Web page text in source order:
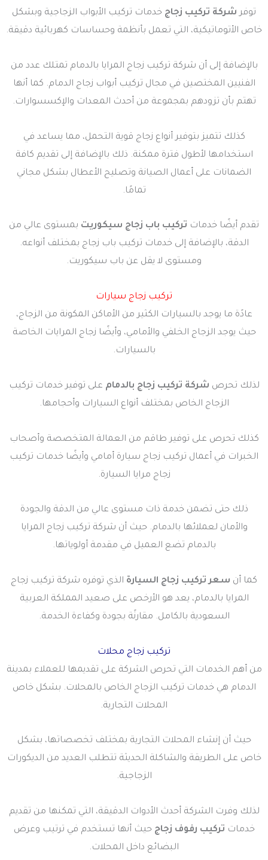
توفر شركة تركيب زجاج خدمات تركيب الأبواب الزجاجية وبشكل
خاص الأتوماتيكية، التي تعمل بأنظمة وحساسات كهربائية دقيقة.
بالإضافة إلى أن شركة تركيب زجاج المرايا بالدمام تمتلك عدد من
الفنيين المختصين في مجال تركيب أبواب زجاج الدمام. كما أنها
تهتم بأن تزودهم بمجموعة من أحدث المعدات والإكسسوارات.
كذلك تتميز بتوفير أنواع زجاج قوية التحمل، مما يساعد في
استخدامها لأطول فترة ممكنة. ذلك بالإضافة إلى تقديم كافة
الضمانات على أعمال الصيانة وتصليح الأعطال بشكل مجاني
تمامًا.
تقدم أيضًا خدمات تركيب باب زجاج سيكوريت بمستوى عالي من
الدقة، بالإضافة إلى خدمات تركيب باب زجاج بمختلف أنواعه.
ومستوى لا يقل عن باب سيكوريت.
تركيب زجاج سيارات
عادًة ما يوجد بالسيارات الكثير من الأماكن المكونة من الزجاج،
حيث يوجد الزجاج الخلفي والأمامي، وأيضًا زجاج المرايات الخاصة
بالسيارات.
لذلك تحرص شركة تركيب زجاج بالدمام على توفير خدمات تركيب
الزجاج الخاص بمختلف أنواع السيارات وأحجامها.
كذلك تحرص على توفير طاقم من العمالة المتخصصة وأصحاب
الخبرات في أعمال تركيب زجاج سيارة أمامي وأيضًا خدمات تركيب
زجاج مرايا السيارة.
ذلك حتى تضمن خدمة ذات مستوى عالي من الدقة والجودة
والأمان لعملائها بالدمام. حيث أن شركة تركيب زجاج المرايا
بالدمام تضع العميل في مقدمة أولوياتها.
كما أن سعر تركيب زجاج السيارة الذي توفره شركة تركيب زجاج
المرايا بالدمام، يعد هو الأرخص على صعيد المملكة العربية
السعودية بالكامل. مقارنًة بجودة وكفاءة الخدمة.
تركيب زجاج محلات
من أهم الخدمات التي تحرص الشركة على تقديمها للعملاء بمدينة
الدمام هي خدمات تركيب الزجاج الخاص بالمحلات. بشكل خاص
المحلات التجارية.
حيث أن إنشاء المحلات التجارية بمختلف تخصصاتها، بشكل
خاص على الطريقة والشاكلة الحديثة تتطلب العديد من الديكورات
الزجاجية.
لذلك وفرت الشركة أحدث الأدوات الدقيقة، التي تمكنها من تقديم
خدمات تركيب رفوف زجاج حيث أنها تستخدم في ترتيب وعرض
البضائع داخل المحلات.